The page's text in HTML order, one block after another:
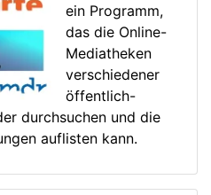
ein Programm,
das die Online-
Mediatheken
verschiedener
öffentlich-
durchsuchen und die
auflisten kann.